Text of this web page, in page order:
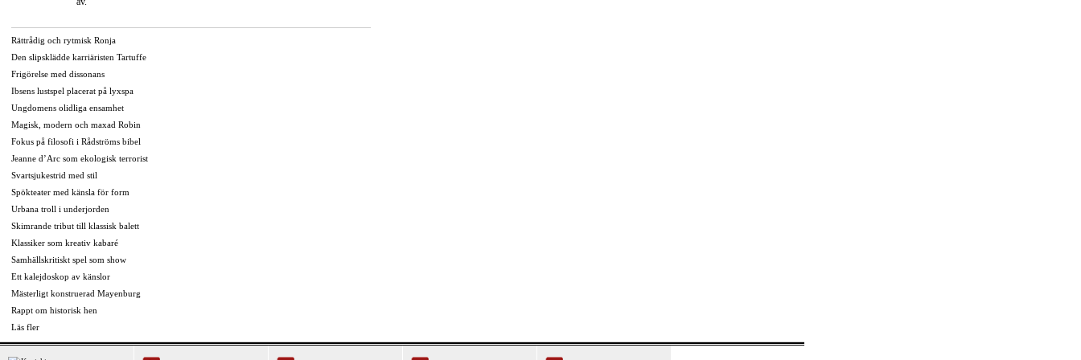
Rättrådig och rytmisk Ronja
Den slipsklädde karriäristen Tartuffe
Frigörelse med dissonans
Ibsens lustspel placerat på lyxspa
Ungdomens olidliga ensamhet
Magisk, modern och maxad Robin
Fokus på filosofi i Rådströms bibel
Jeanne d’Arc som ekologisk terrorist
Svartsjukestrid med stil
Spökteater med känsla för form
Urbana troll i underjorden
Skimrande tribut till klassisk balett
Klassiker som kreativ kabaré
Samhällskritiskt spel som show
Ett kalejdoskop av känslor
Mästerligt konstruerad Mayenburg
Rappt om historisk hen
Läs fler